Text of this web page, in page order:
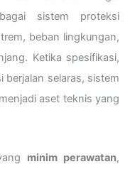
sistem proteksi
beban lingkungan,
Ketika spesifikasi,
berjalan selaras, sistem
aset teknis yang
minim perawatan,